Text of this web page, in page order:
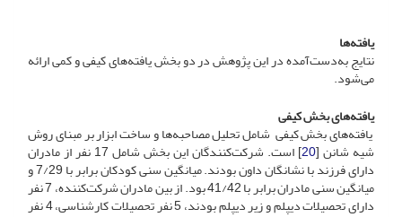
یافته‌ها
نتایج به‌دست‌آمده در این پژوهش در دو بخش یافته‌های کیفی و کمی ارائه
می‌شود.
یافته‌های بخش کیفی
یافته‌های بخش کیفی شامل تحلیل مصاحبه‌ها و ساخت ابزار بر مبنای روش
شیه شانن [20 ] است. شرکت‌کنندگان این بخش شامل 17 نفر از مادران
دارای فرزند با نشانگان داون بودند. میانگین سنی کودکان برابر با 7/29 و
میانگین سنی مادران برابر با 41/42 بود. از بین مادران شرکت‌کننده، 7 نفر
دارای تحصیلات دیپلم و زیر دیپلم بودند، 5 نفر تحصیلات کارشناسی، 4 نفر